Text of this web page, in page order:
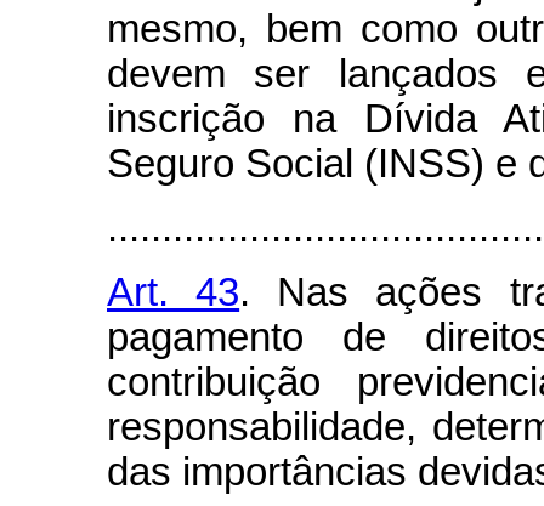
mesmo, bem como
devem ser lançados
inscrição na Dívida
Seguro Social (INSS) e
Art. 43. Nas ações
pagamento de
contribuição
responsabilidade,
das importâncias